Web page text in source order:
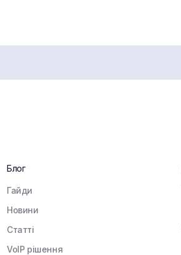
Блог
Гайди
Новини
Статті
VoIP рішення